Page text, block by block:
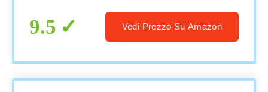
9.5 Vedi Prezzo Su Amazon